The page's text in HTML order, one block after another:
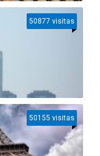
50877 visitas
50155 visitas